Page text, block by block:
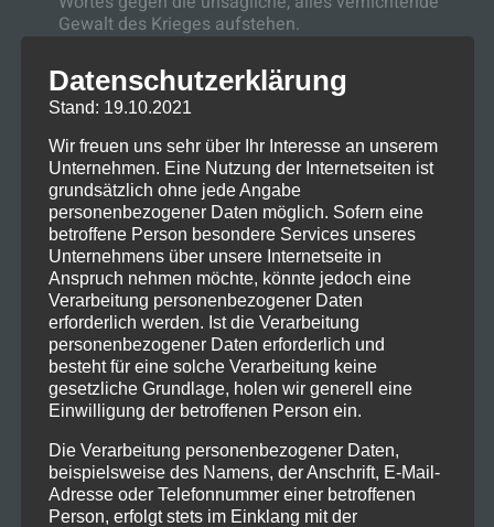
Gewalt des Krieges aufstehen.
Welche Visionen, Träume, Utopien weckt in uns
der Krieg?
Es sind Albträume! Was steht ihm entgegen?
Glaube, Liebe, Hoffnung ! Verständigung und
Kompromiss!
Dem Leben einen Sinn geben, denn Krieg ist
sinnlos!
Mi. 09.11.2022 19:00 UhrFriedrichskirche
BiberachPremiere
Fr. 11.11.2022 20:00 Uhr Komödienhaus
Biberach
Sa. 12.11.2022 20:00 Uhr Komödienhaus
Fr. 18.11.2022 19:00 Uhr Komödienhaus
Biberach
Datenschutzerklärung
Stand: 19.10.2021
Wir freuen uns sehr über Ihr Interesse an unserem
Unternehmen. Eine Nutzung der Internetseiten ist
grundsätzlich ohne jede Angabe
personenbezogener Daten möglich. Sofern eine
betroffene Person besondere Services unseres
Unternehmens über unsere Internetseite in
Anspruch nehmen möchte, könnte jedoch eine
Verarbeitung personenbezogener Daten
erforderlich werden. Ist die Verarbeitung
personenbezogener Daten erforderlich und
besteht für eine solche Verarbeitung keine
gesetzliche Grundlage, holen wir generell eine
Einwilligung der betroffenen Person ein.
Die Verarbeitung personenbezogener Daten,
beispielsweise des Namens, der Anschrift, E-Mail-
Adresse oder Telefonnummer einer betroffenen
Person, erfolgt stets im Einklang mit der